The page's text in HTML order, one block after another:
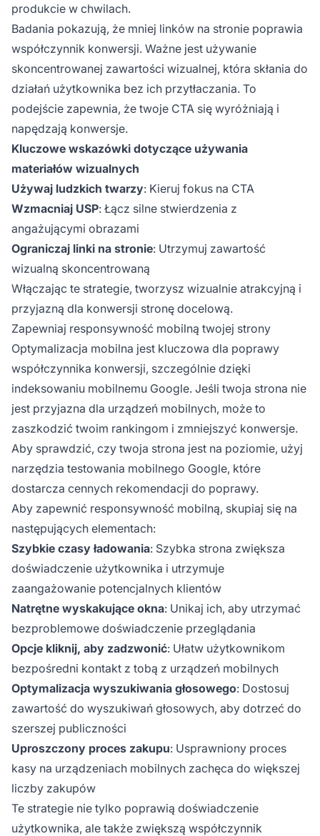
produkcie w chwilach.
Badania pokazują, że mniej linków na stronie poprawia
współczynnik konwersji. Ważne jest używanie
skoncentrowanej zawartości wizualnej, która skłania do
działań użytkownika bez ich przytłaczania. To
podejście zapewnia, że twoje CTA się wyróżniają i
napędzają konwersje.
Kluczowe wskazówki dotyczące używania
materiałów wizualnych
Używaj ludzkich twarzy: Kieruj fokus na CTA
Wzmacniaj USP: Łącz silne stwierdzenia z
angażującymi obrazami
Ograniczaj linki na stronie: Utrzymuj zawartość
wizualną skoncentrowaną
Włączając te strategie, tworzysz wizualnie atrakcyjną i
przyjazną dla konwersji stronę docelową.
Zapewniaj responsywność mobilną twojej strony
Optymalizacja mobilna jest kluczowa dla poprawy
współczynnika konwersji, szczególnie dzięki
indeksowaniu mobilnemu Google. Jeśli twoja strona nie
jest przyjazna dla urządzeń mobilnych, może to
zaszkodzić twoim rankingom i zmniejszyć konwersje.
Aby sprawdzić, czy twoja strona jest na poziomie, użyj
narzędzia testowania mobilnego Google, które
dostarcza cennych rekomendacji do poprawy.
Aby zapewnić responsywność mobilną, skupiaj się na
następujących elementach:
Szybkie czasy ładowania: Szybka strona zwiększa
doświadczenie użytkownika i utrzymuje
zaangażowanie potencjalnych klientów
Natrętne wyskakujące okna: Unikaj ich, aby utrzymać
bezproblemowe doświadczenie przeglądania
Opcje kliknij, aby zadzwonić: Ułatw użytkownikom
bezpośredni kontakt z tobą z urządzeń mobilnych
Optymalizacja wyszukiwania głosowego: Dostosuj
zawartość do wyszukiwań głosowych, aby dotrzeć do
szerszej publiczności
Uproszczony proces zakupu: Usprawniony proces
kasy na urządzeniach mobilnych zachęca do większej
liczby zakupów
Te strategie nie tylko poprawią doświadczenie
użytkownika, ale także zwiększą współczynnik